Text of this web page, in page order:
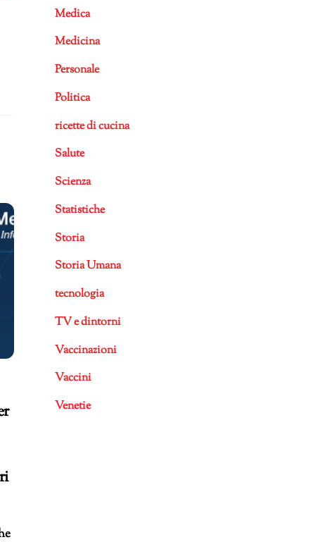
Medica
Medicina
Personale
Politica
ricette di cucina
Salute
Scienza
Statistiche
Storia
Storia Umana
tecnologia
TV e dintorni
Vaccinazioni
Vaccini
Venetie